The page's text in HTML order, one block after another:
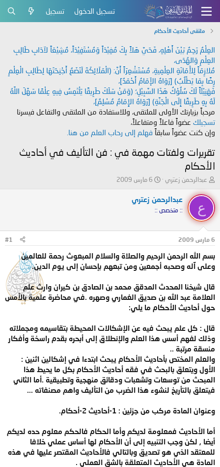
تسجيل الدخول تسجيل
ملتقى أحاديث الأحكام
العِلْمُ رَحِمٌ بَيْنَ أَهْلِهِ، فَحَيَّ هَلاً بِكَ مُفِيْدَاً وَمُسْتَفِيْدَاً، مُشِيْعَاً لآدَابِ طَالِبِ
العِلْمِ وَالهُدَى،
مُلازِمَاً لِلأَمَانَةِ العِلْمِيةِ، مُسْتَشْعِرَاً أَنَّ: (الْمَلَائِكَةَ لَتَضَعُ أَجْنِحَتَهَا لِطَالِبِ الْعِلْمِ
رِضًا بِمَا يَطْلُبُ) [رَوَاهُ الإَمَامُ أَحْمَدُ]،
فَهَنِيْئَاً لَكَ سُلُوْكُ هَذَا السَّبِيْلِ؛ (وَمَنْ سَلَكَ طَرِيقًا يَلْتَمِسُ فِيهِ عِلْمًا سَهَّلَ اللَّهُ
لَهُ بِهِ طَرِيقًا إِلَى الْجَنَّةِ) [رَوَاهُ الإِمَامُ مُسْلِمٌ]،
مرحباً بزيارتك الأولى للملتقى، وللاستفادة من الملتقى والتفاعل فيسرنا
تسجيلك عضواً فاعلاً ومتفاعلاً،
وإن كنت عضواً سابقاً فهلم إلى رحاب العلم من هنا.
تقريرات ولفتات مهمة في : فن التأليف في أحاديث
الأحكام
ب
د
ئ
ل
م
و
و
ع
عبدالرحمن زعتري
ت
ي
ل
ء
6 مارس 2009
ع
عبدالرحمن زعتري
:: متخصص ::
6 مارس 2009 #1
بسم الله الرحمن الرحيم والصلاة والسلام المبعوث رحمة للعالمين
وعلى آله وصحبه أجمعين ومن تبعهم بإحسان إلى يوم الدين.
قال شيخنا المحدث المدقق محمد بن الصادق بن كيران وارث علم
العلامة عبد الله بن صديق الغماري وصهره .في محاضرة علمية بالأمس
حول أحاديث الأحكام ما يلي:
قال : كل علم يبحث فيه عن الإشكالات المحيطة بتقاسيمه ومجملاته
وذلك لفهم أسس هذا العلم والإنطلاق إلى أبحره بقدم راسخة وأفكار
منسقة مرتبة ..
والعلم المختص بأحاديث الأحكام يبحث ابتدءا في إشكالين اثنين :
الأول ويتعلق بالبحث في فقه أحاديث الأحكام بكل ما يحيط هذا
المبحث من توسعات وتشعبات ودقائق منهجية وتطبيقية .أما الثاني
فيتعلق بالتأريخ لنشوء هذا الضرب من التأليف واهم مصنفاته ...
وعنوان المادة مركب من جزئين : 1-أحاديث 2-أحكام.
أما الأحاديث فمعلومة لديكم وأما الحكام فالحكم معلوم حده لديكم
أيضا , لكن وجب التنبيه إلى أن الأحكام لها أساس عملي خلافا
للمعتقد الذي هو تصديق وبالتالي فالأحاديث المقتصر عليها في هذه
المادة هي الأحاديث المتعلقة بالشق العملي .